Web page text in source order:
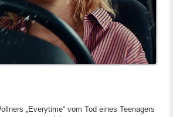
„Everytime“ vom Tod eines Teenagers